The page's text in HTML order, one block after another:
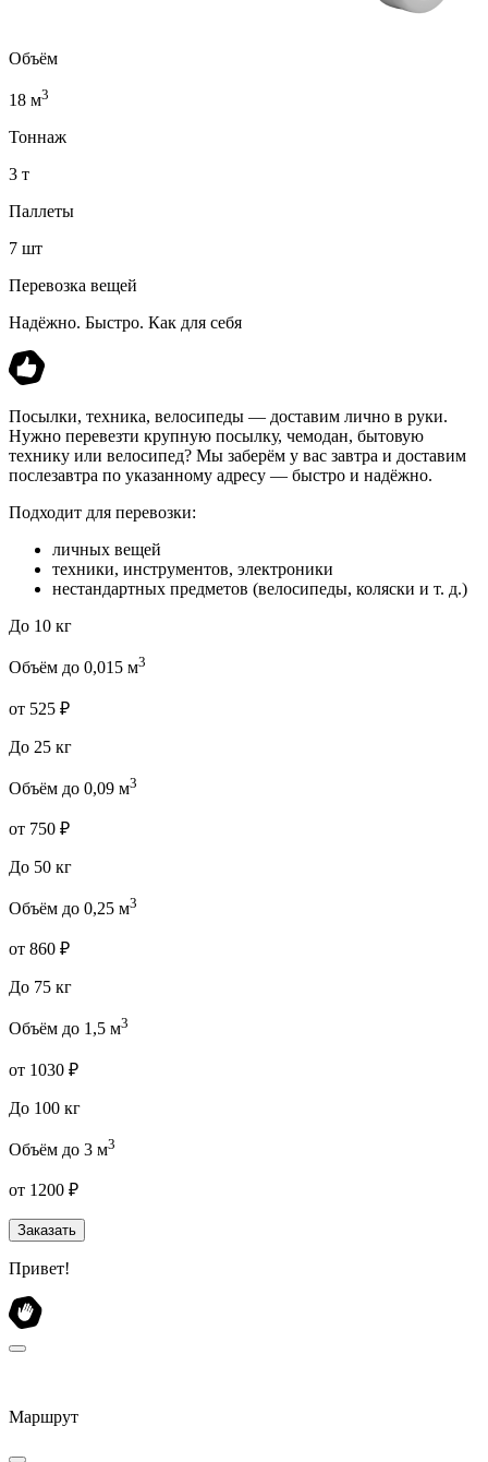
Объём
18 м3
Тоннаж
3 т
Паллеты
7 шт
Перевозка вещей
Надёжно. Быстро. Как для себя
Посылки, техника, велосипеды — доставим лично в руки.
Нужно перевезти крупную посылку, чемодан, бытовую
технику или велосипед? Мы заберём у вас завтра и доставим
послезавтра по указанному адресу — быстро и надёжно.
Подходит для перевозки:
личных вещей
техники, инструментов, электроники
нестандартных предметов (велосипеды, коляски и т. д.)
До 10 кг
Объём до 0,015 м3
от 525 ₽
До 25 кг
Объём до 0,09 м3
от 750 ₽
До 50 кг
Объём до 0,25 м3
от 860 ₽
До 75 кг
Объём до 1,5 м3
от 1030 ₽
До 100 кг
Объём до 3 м3
от 1200 ₽
Заказать
Привет!
Маршрут